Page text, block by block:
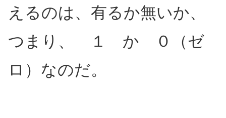
えるのは、有るか無いか、
つまり、 １ か ０（ゼ
ロ）なのだ。